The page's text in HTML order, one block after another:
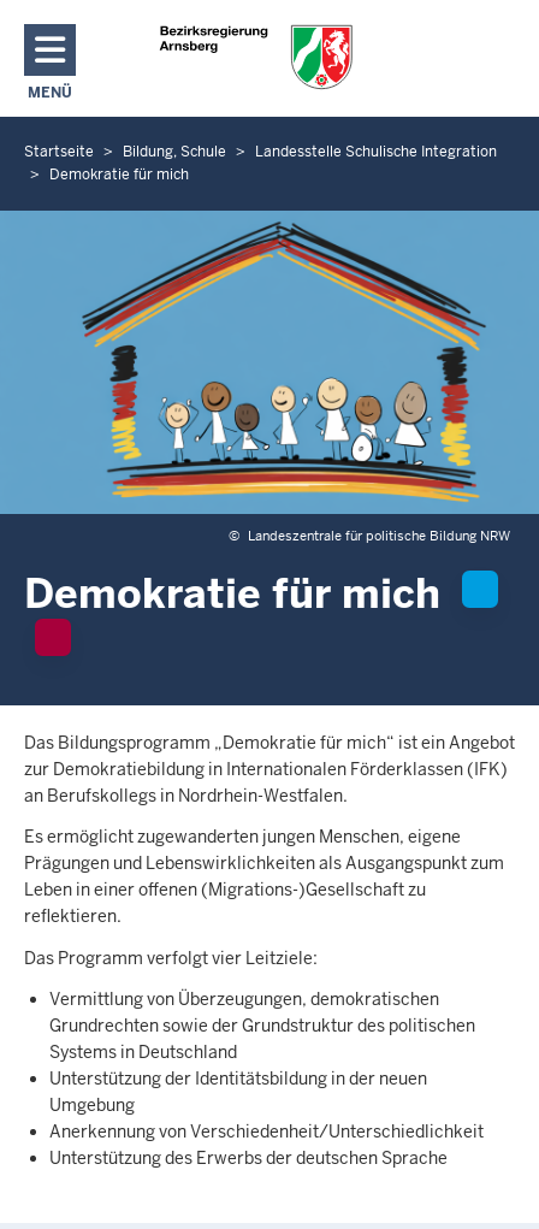
Direkt zum Inhalt
MENÜ
NAVIGATION AKTIVIEREN/DEAKTIVIEREN: HAUPTMENÜ
S
e
i
h
h
Startseite Bildung, Schule
Landesstelle Schulische Integration
Demokratie für mich
© Landeszentrale für politische Bildung NRW
Demokratie für mich
Das Bildungsprogramm „Demokratie für mich“ ist ein Angebot
zur Demokratiebildung in Internationalen Förderklassen (IFK)
an Berufskollegs in Nordrhein-Westfalen.
Es ermöglicht zugewanderten jungen Menschen, eigene
Prägungen und Lebenswirklichkeiten als Ausgangspunkt zum
Leben in einer offenen (Migrations-)Gesellschaft zu
reflektieren.
Das Programm verfolgt vier Leitziele:
Vermittlung von Überzeugungen, demokratischen
Grundrechten sowie der Grundstruktur des politischen
Systems in Deutschland
Unterstützung der Identitätsbildung in der neuen
Umgebung
Anerkennung von Verschiedenheit/Unterschiedlichkeit
Unterstützung des Erwerbs der deutschen Sprache